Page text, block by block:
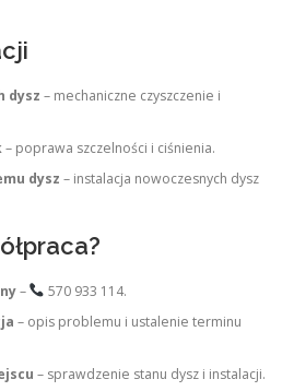
dysz – mechaniczne czyszczenie i
– poprawa szczelności i ciśnienia.
dysz – instalacja nowoczesnych dysz
–
570 933 114.
– opis problemu i ustalenie terminu
– sprawdzenie stanu dysz i instalacji.